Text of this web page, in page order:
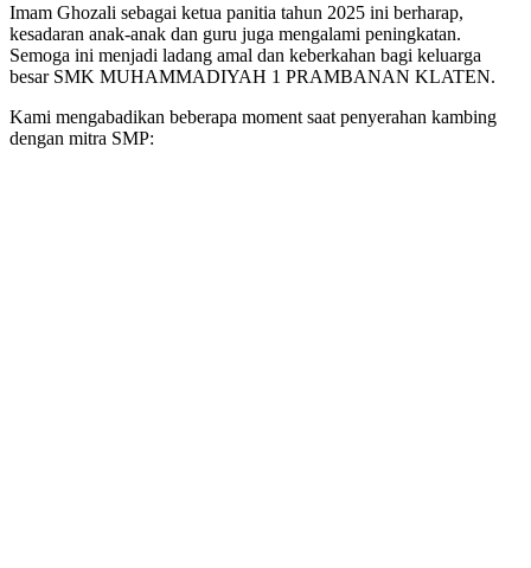
Imam Ghozali sebagai ketua panitia tahun 2025 ini berharap,
kesadaran anak-anak dan guru juga mengalami peningkatan.
Semoga ini menjadi ladang amal dan keberkahan bagi keluarga
besar SMK MUHAMMADIYAH 1 PRAMBANAN KLATEN.
Kami mengabadikan beberapa moment saat penyerahan kambing
dengan mitra SMP: